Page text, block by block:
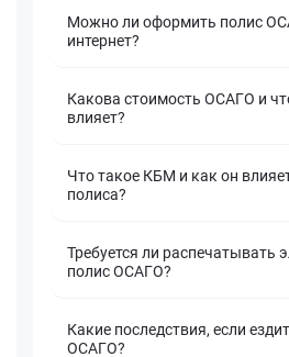
Можно ли оформить полис
интернет?
Какова стоимость ОСАГО и
влияет?
Что такое КБМ и как он
полиса?
Требуется ли распечатывать
полис ОСАГО?
Какие последствия, если
ОСАГО?